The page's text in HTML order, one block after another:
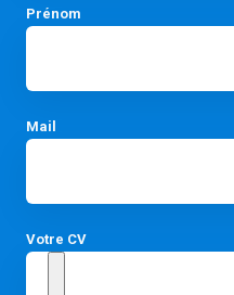
Prénom
Mail
Votre CV